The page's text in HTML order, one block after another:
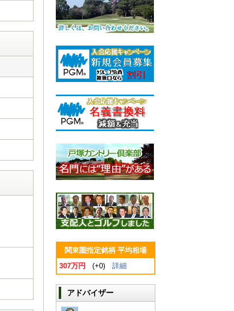
関東圏指定銘柄 平均相場
307万円
(+0) 詳細
アドバイザー